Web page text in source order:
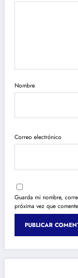
Nombre
Correo electrónico
Guarda mi nombre,
próxima vez que